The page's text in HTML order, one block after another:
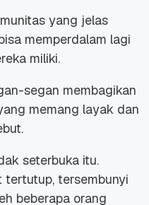
yang jelas
memperdalam lagi
miliki.
segan membagikan
memang layak dan
seterbuka itu.
tertutup, tersembunyi
beberapa orang